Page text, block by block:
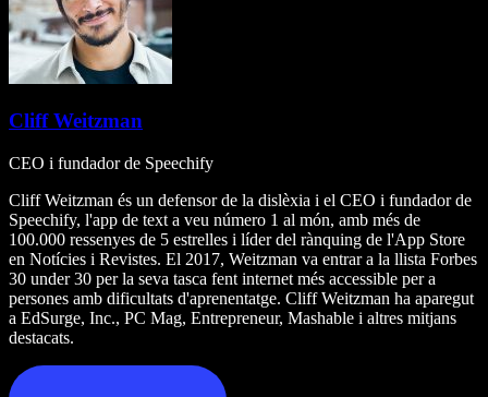
Cliff Weitzman
CEO i fundador de Speechify
Cliff Weitzman és un defensor de la dislèxia i el CEO i fundador de
Speechify, l'app de text a veu número 1 al món, amb més de
100.000 ressenyes de 5 estrelles i líder del rànquing de l'App Store
en Notícies i Revistes. El 2017, Weitzman va entrar a la llista Forbes
30 under 30 per la seva tasca fent internet més accessible per a
persones amb dificultats d'aprenentatge. Cliff Weitzman ha aparegut
a EdSurge, Inc., PC Mag, Entrepreneur, Mashable i altres mitjans
destacats.